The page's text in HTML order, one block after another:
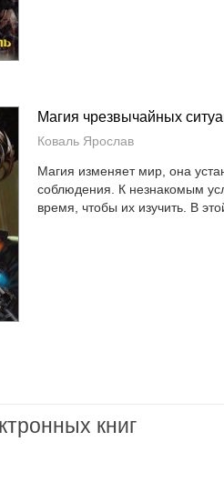
Магия чрезвычайных
Коваль Ярослав
Магия изменяет мир, она
соблюдения. К незнакомым
время, чтобы их изучить. В
книг